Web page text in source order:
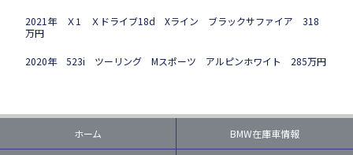
2021年 Ｘ1 Ｘドライブ18d Xライン ブラックサファイア 318
万円
2020年 523i ツーリング Mスポーツ アルピンホワイト 285万円
ホーム BMW在庫車情報